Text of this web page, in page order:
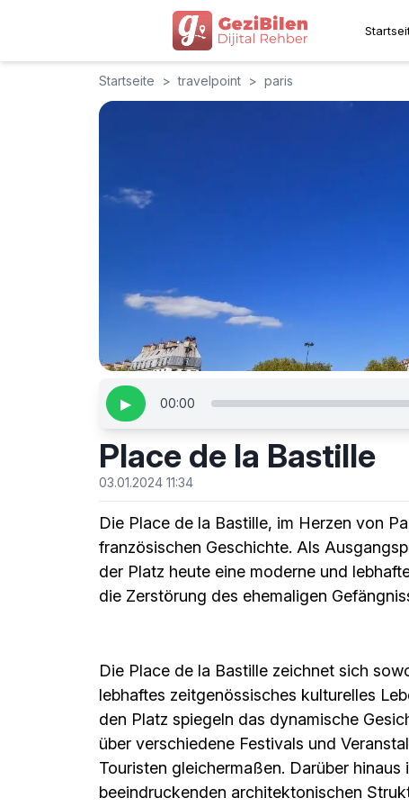
Startseite > travelpoint > paris
▶ 00:00
Place de la Bastille
03.01.2024 11:34
Die Place de la Bastille, im Herzen von
französischen Geschichte. Als
der Platz heute eine moderne und
die Zerstörung des ehemaligen
Die Place de la Bastille zeichnet sich
lebhaftes zeitgenössisches kulturelles
den Platz spiegeln das dynamische
über verschiedene Festivals und
Touristen gleichermaßen. Darüber
beeindruckenden architektonischen